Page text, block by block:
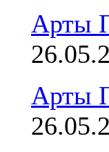
Арты
Арты